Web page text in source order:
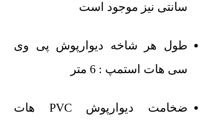
سانتی نیز موجود است
طول هر شاخه دیوارپوش پی وی
سی هات استمپ : 6 متر
ضخامت دیوارپوش PVC هات